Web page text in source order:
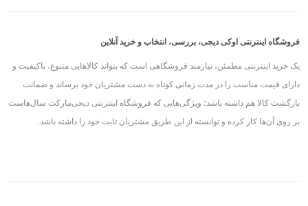
فروشگاه اینترنتی اوکی دیجی، بررسی، انتخاب و خرید آنلاین
یک خرید اینترنتی مطمئن، نیازمند فروشگاهی است که بتواند کالاهایی متنوع، باکیفیت و
دارای قیمت مناسب را در مدت زمانی کوتاه به دست مشتریان خود برساند و ضمانت
بازگشت کالا هم داشته باشد؛ ویژگی‌هایی که فروشگاه اینترنتی دیجی‌مارکت سال‌هاست
بر روی آن‌ها کار کرده و توانسته از این طریق مشتریان ثابت خود را داشته باشد.